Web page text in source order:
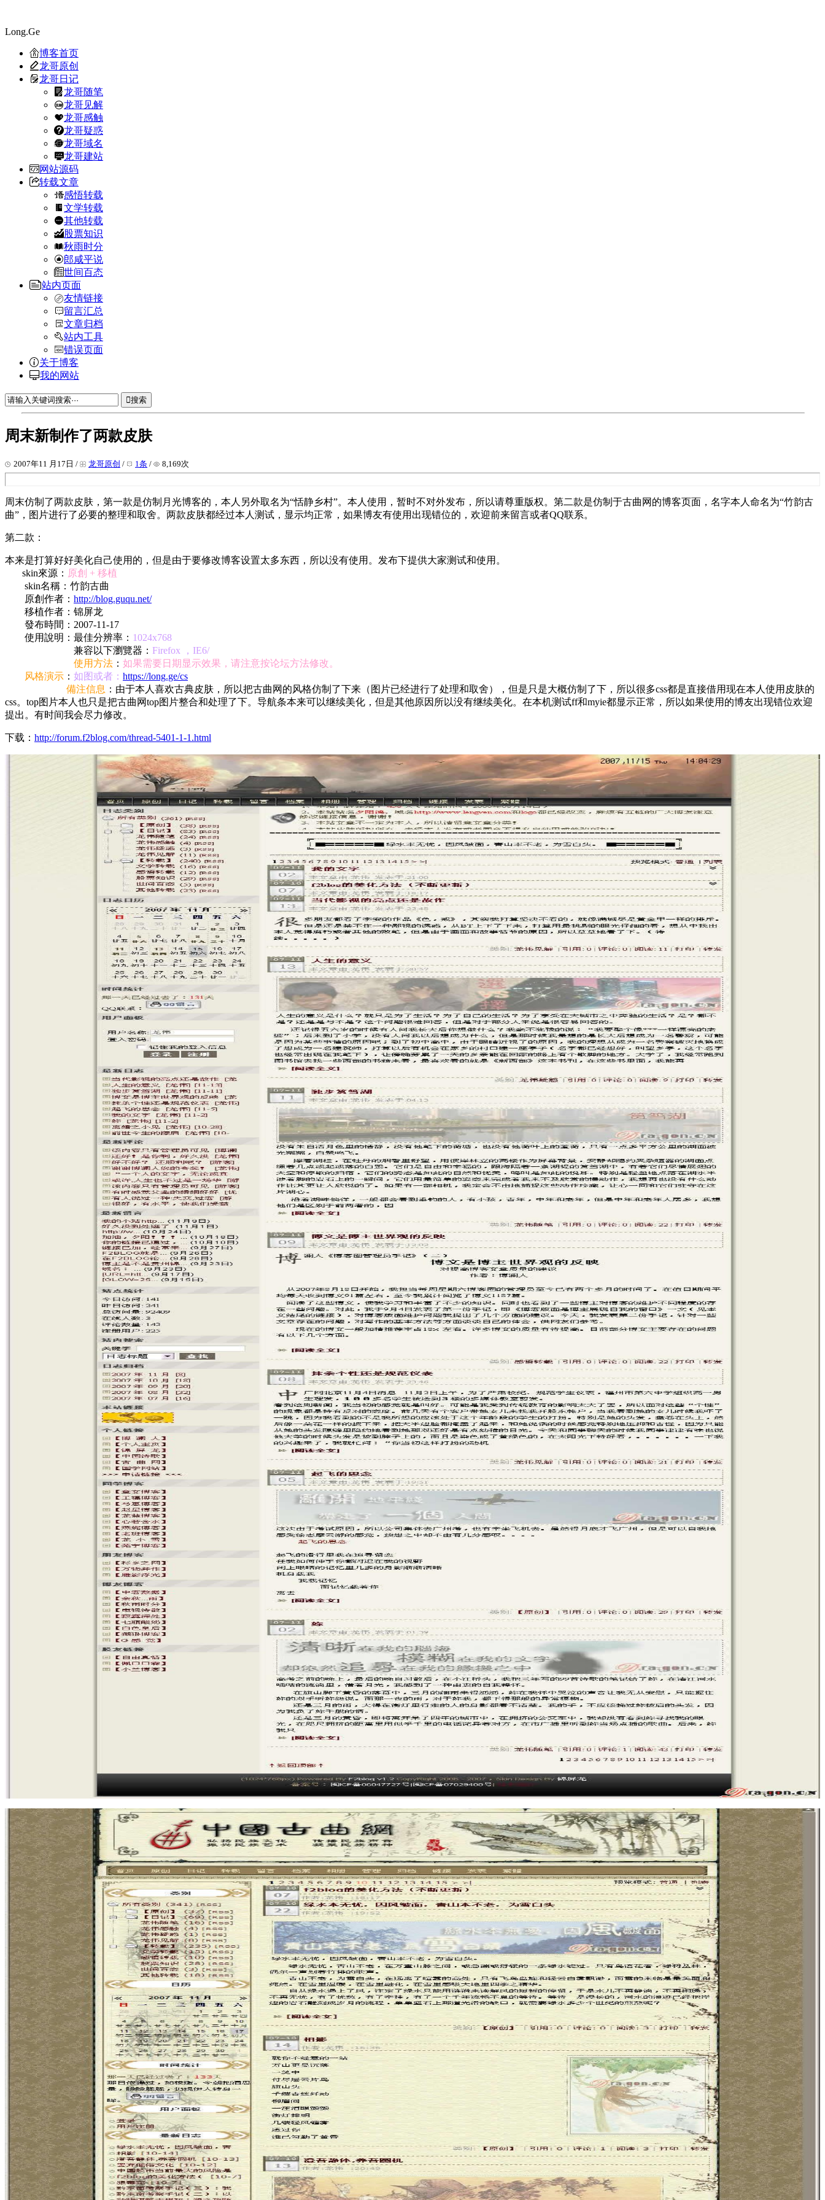
Long.Ge
博客首页
龙哥原创
龙哥日记
龙哥随笔
龙哥见解
龙哥感触
龙哥疑惑
龙哥域名
龙哥建站
网站源码
转载文章
感悟转载
文学转载
其他转载
股票知识
秋雨时分
郎咸平说
世间百态
站内页面
友情链接
留言汇总
文章归档
站内工具
错误页面
关于博客
我的网站
搜索
周末新制作了两款皮肤
2007年11 月17日 / 龙哥原创 / 1条 / 8,169次
周末仿制了两款皮肤，第一款是仿制月光博客的，本人另外取名为“恬静乡村”。本人使用，暂时不对外发布，所以请尊重版权。第二款是仿制于古曲网的博客页面，名字本人命名为“竹韵古
曲”，图片进行了必要的整理和取舍。两款皮肤都经过本人测试，显示均正常，如果博友有使用出现错位的，欢迎前来留言或者QQ联系。
第二款：
本来是打算好好美化自己使用的，但是由于要修改博客设置太多东西，所以没有使用。发布下提供大家测试和使用。
skin來源： 原創 + 移植
skin名稱：竹韵古曲
原創作者： http://blog.guqu.net/
移植作者：锦屏龙
發布時間：2007-11-17
使用說明：最佳分辨率： 1024x768
兼容以下瀏覽器： Firefox ，IE6/
使用方法 ： 如果需要日期显示效果，请注意按论坛方法修改。
风格演示 ： 如图或者： https://long.ge/cs
備注信息 ：由于本人喜欢古典皮肤 ，所以把古曲网的风格仿制了下来（图片已经进行了处理和取舍），但是只是大概仿制了下，所以很多css都是直接借用现在本人使用皮肤的
css。top图片本人也只是把古曲网top图片整合和处理了下。导航条本来可以继续美化，但是其他原因所以没有继续美化。在本机测试ff和myie都显示正常，所以如果使用的博友出现错位欢迎
提出。有时间我会尽力修改。
下载： http://forum.f2blog.com/thread-5401-1-1.html